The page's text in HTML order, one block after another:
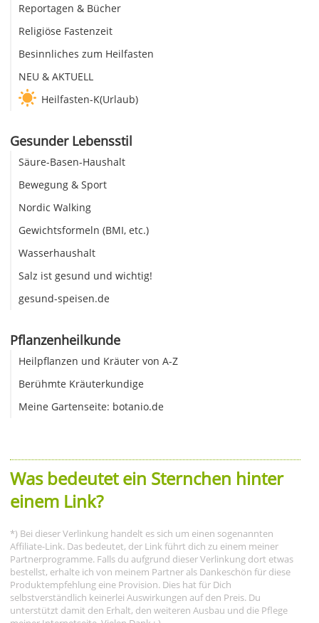
Reportagen & Bücher
Religiöse Fastenzeit
Besinnliches zum Heilfasten
NEU & AKTUELL
Heilfasten-K(Urlaub)
Gesunder Lebensstil
Säure-Basen-Haushalt
Bewegung & Sport
Nordic Walking
Gewichtsformeln (BMI, etc.)
Wasserhaushalt
Salz ist gesund und wichtig!
gesund-speisen.de
Pflanzenheilkunde
Heilpflanzen und Kräuter von A-Z
Berühmte Kräuterkundige
Meine Gartenseite: botanio.de
Was bedeutet ein Sternchen hinter
einem Link?
*) Bei dieser Verlinkung handelt es sich um einen sogenannten
Affiliate-Link. Das bedeutet, der Link führt dich zu einem meiner
Partnerprogramme. Falls du aufgrund dieser Verlinkung dort etwas
bestellst, erhalte ich von meinem Partner als Dankeschön für diese
Produktempfehlung eine Provision. Dies hat für Dich
selbstverständlich keinerlei Auswirkungen auf den Preis. Du
unterstützt damit den Erhalt, den weiteren Ausbau und die Pflege